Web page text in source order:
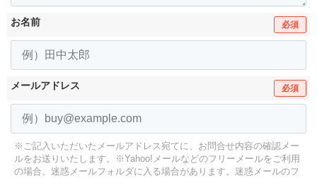
お名前 必須
メールアドレス 必須
※ご記入いただいたメールアドレス宛てに、お問合せ内容の確認メー
ルをお送りいたします。
※Yahoo!メールなどのフリーメールをご利用
の場合、迷惑メールフォルダに入る場合があります。 迷惑メールのフ